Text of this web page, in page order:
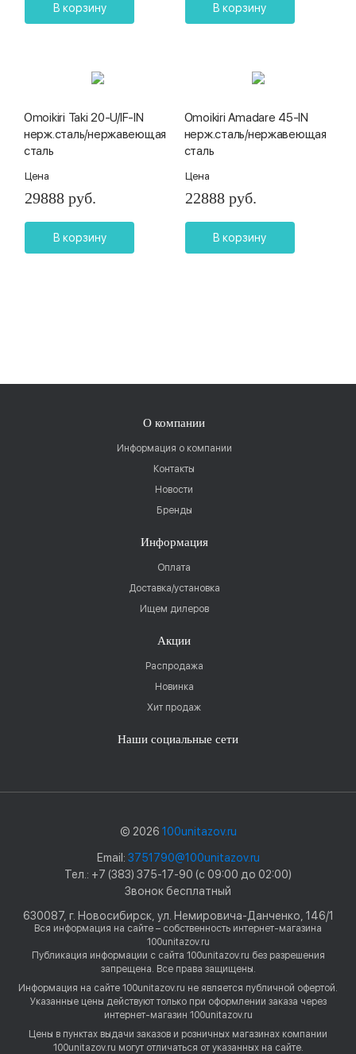
В корзину В корзину
Omoikiri Taki 20-U/IF-IN
нерж.сталь/нержавеющая
сталь
Цена
29888 руб.
В корзину
Omoikiri Amadare 45-IN
нерж.сталь/нержавеющая
сталь
Цена
22888 руб.
В корзину
О компании
Информация о компании
Контакты
Новости
Бренды
Информация
Оплата
Доставка/установка
Ищем дилеров
Акции
Распродажа
Новинка
Хит продаж
Наши социальные сети
© 2026 100unitazov.ru
Email: 3751790@100unitazov.ru
Тел.: +7 (383) 375-17-90 (с 09:00 до 02:00)
Звонок бесплатный
630087, г. Новосибирск, ул. Немировича-Данченко, 146/1
Вся информация на сайте – собственность интернет-магазина
100unitazov.ru
Публикация информации с сайта 100unitazov.ru без разрешения
запрещена. Все права защищены.
Информация на сайте 100unitazov.ru не является публичной офертой.
Указанные цены действуют только при оформлении заказа через
интернет-магазин 100unitazov.ru
Цены в пунктах выдачи заказов и розничных магазинах компании
100unitazov.ru могут отличаться от указанных на сайте.